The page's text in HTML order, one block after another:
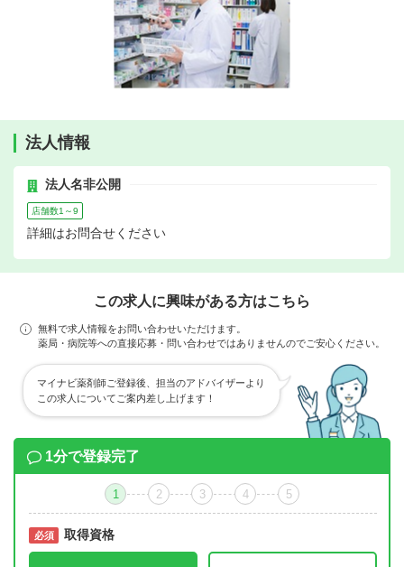
法人情報
法人名非公開
店舗数1～9
詳細はお問合せください
この求人に興味がある方はこちら
無料で求人情報をお問い合わせいただけます。
薬局・病院等への直接応募・問い合わせではありませんのでご安心ください。
マイナビ薬剤師ご登録後、担当のアドバイザーより
この求人についてご案内差し上げます！
1分で登録完了
1 2 3 4 5
必須 取得資格